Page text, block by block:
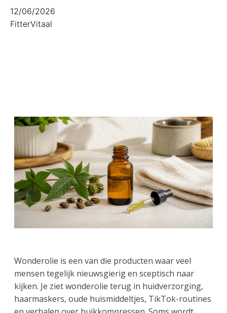
12/06/2026
FitterVitaal
Wonderolie is een van die producten waar veel
mensen tegelijk nieuwsgierig en sceptisch naar
kijken. Je ziet wonderolie terug in huidverzorging,
haarmaskers, oude huismiddeltjes, TikTok-routines